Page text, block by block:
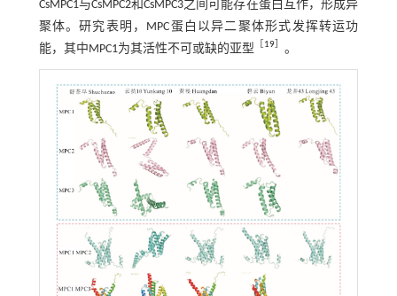
CsMPC1与CsMPC2和CsMPC3之间可能存在蛋白互作，形成异
聚体。研究表明，MPC蛋白以异二聚体形式发挥转运功
能，其中MPC1为其活性不可或缺的亚型 ［19］ 。